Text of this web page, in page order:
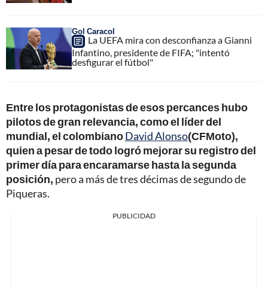
Gol Caracol
La UEFA mira con desconfianza a Gianni
Infantino, presidente de FIFA; "intentó
desfigurar el fútbol"
Entre los protagonistas de esos percances hubo
pilotos de gran relevancia, como el líder del
mundial, el colombianoDavid Alonso(CFMoto),
quien a pesar de todo logró mejorar su registro del
primer día para encaramarse hasta la segunda
posición, pero a más de tres décimas de segundo de
Piqueras.
PUBLICIDAD